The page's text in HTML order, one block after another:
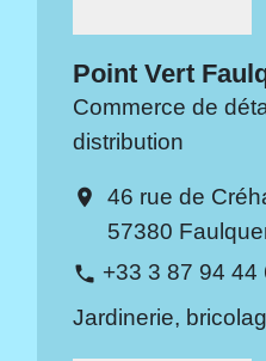
Point Vert
Commerce de
distribution
location_on
46 rue de
57380
phone +33 3 87 94 44
Jardinerie,